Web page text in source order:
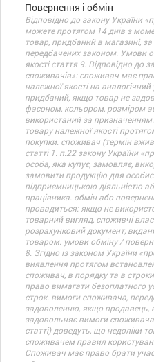
Повернення і обмін
Відповідно до закону України
можете протягом 14 днів з
товар, придбаний в магазині,
передбачених законом. Умови
якості стаття 9. Відповідно до
споживачів»: споживач має
належної якості на
придбаний, якщо товар не
фасоном, кольором, розміром
використаний за
товару належної якості
покупки. споживач (термін
статті 1. п.22 закону України
особа, яка купує, замовляє,
замовити продукцію для
підприємницькою діяльністю
працівника. обмін або
провадиться: якщо не
товарний вигляд, споживчі
розрахунковий документ,
товаром. умови обміну /
8. Згідно із законом України
виявлення протягом
споживач, в порядку та в
право вимагати безоплатного
строк. вимоги споживача,
задоволенню, якщо продавець,
задовольняє вимоги
статті) доведуть, що недоліки
споживачем правил
Споживач має право брати